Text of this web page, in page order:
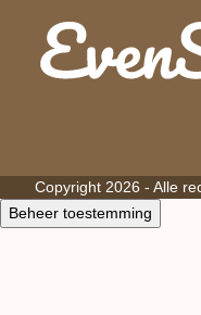
Copyright 2026 - Alle
Beheer toestemming